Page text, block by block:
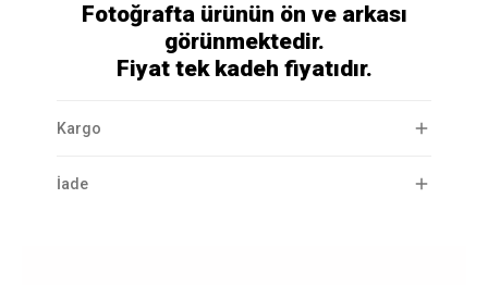
Fotoğrafta ürünün ön ve arkası
görünmektedir.
Fiyat tek kadeh fiyatıdır.
Kargo
İade